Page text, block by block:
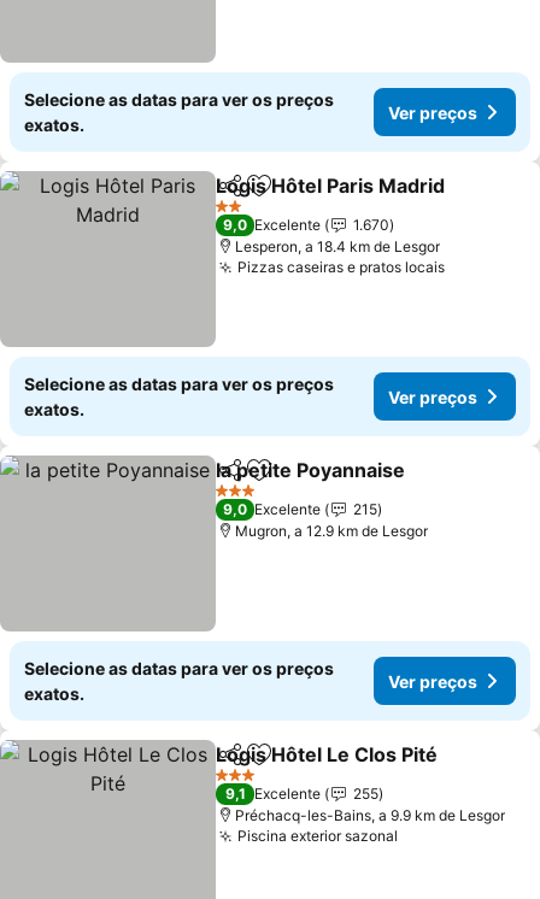
Selecione as datas para ver os preços
exatos.
Ver preços
PartilharAdicionar aos favoritos
Logis Hôtel Paris Madrid
2 Estrelas
9,0 Excelente
1.670
Lesperon, a 18.4 km de Lesgor
Pizzas caseiras e pratos locaisVer
Selecione as datas para ver os preços
exatos.
Ver preços
PartilharAdicionar aos favoritos
la petite Poyannaise
3 Estrelas
9,0 Excelente
215
Mugron, a 12.9 km de Lesgor
Selecione as datas para ver os preços
exatos.
Ver preços
PartilharAdicionar aos favoritos
Logis Hôtel Le Clos Pité
3 Estrelas
9,1 Excelente
255
Préchacq-les-Bains, a 9.9 km de Lesgor
Piscina exterior sazonal